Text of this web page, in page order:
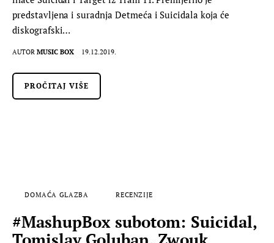
predstavljena i suradnja Detmeća i Suicidala koja će
diskografski…
AUTOR MUSIC BOX 19.12.2019.
PROČITAJ VIŠE
DOMAĆA GLAZBA RECENZIJE
#MashupBox subotom: Suicidal,